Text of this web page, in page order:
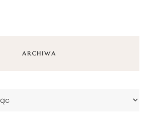
ARCHIWA